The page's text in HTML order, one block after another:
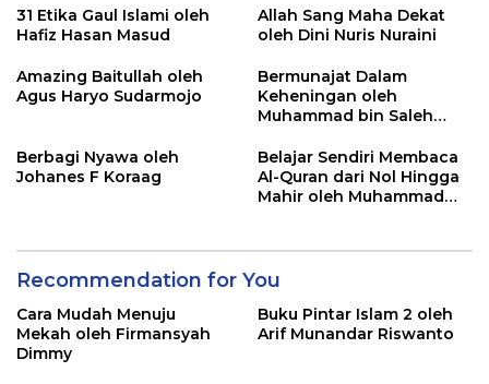
31 Etika Gaul Islami oleh
Hafiz Hasan Masud
Allah Sang Maha Dekat
oleh Dini Nuris Nuraini
Amazing Baitullah oleh
Agus Haryo Sudarmojo
Bermunajat Dalam
Keheningan oleh
Muhammad bin Saleh
Berbagi Nyawa oleh
Johanes F Koraag
Belajar Sendiri Membaca
Al-Quran dari Nol Hingga
Mahir oleh Muhammad
Recommendation for You
Cara Mudah Menuju
Mekah oleh Firmansyah
Dimmy
Buku Pintar Islam 2 oleh
Arif Munandar Riswanto